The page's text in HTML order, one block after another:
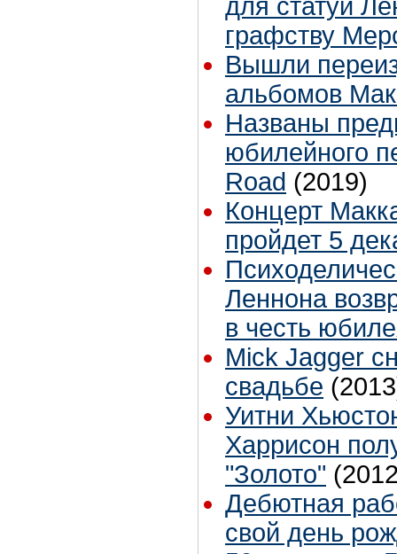
для статуи
графству
Вышли
альбомов
Названы
юбилейного
Road (2019)
Концерт
пройдет 5
Леннона
в честь
Mick Jagger
свадьбе
Уитни
Харрисон
"Золото"
Дебютная
свой день